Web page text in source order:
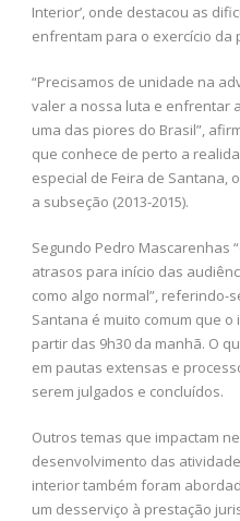
Interior’, onde destacou as
enfrentam para o exercício da
“Precisamos de unidade na
valer a nossa luta e enfrentar
uma das piores do Brasil”,
que conhece de perto a
especial de Feira de Santana,
a subseção (2013-2015).
Segundo Pedro Mascarenhas
atrasos para início das
como algo normal”, referindo-
Santana é muito comum que
partir das 9h30 da manhã. O
em pautas extensas e
serem julgados e concluídos.
Outros temas que impactam
desenvolvimento das
interior também foram
um desserviço à prestação